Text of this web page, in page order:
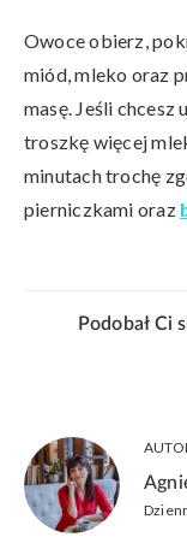
Owoce obierz,
miód, mleko oraz
masę. Jeśli chcesz
troszkę więcej
minutach trochę
pierniczkami oraz
Podobał Ci